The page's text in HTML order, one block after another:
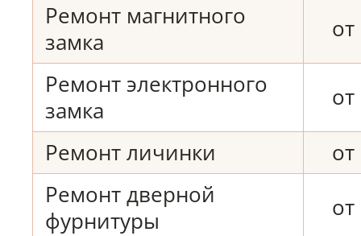
Ремонт магнитного
замка
Ремонт электронного
замка
Ремонт личинки
Ремонт дверной
фурнитуры